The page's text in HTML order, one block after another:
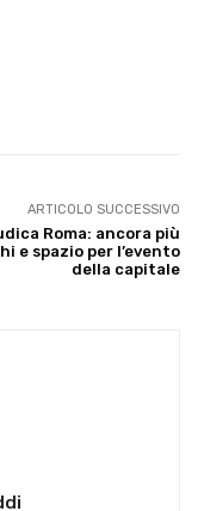
ARTICOLO SUCCESSIVO
Roma: ancora più
e spazio per l’evento
della capitale